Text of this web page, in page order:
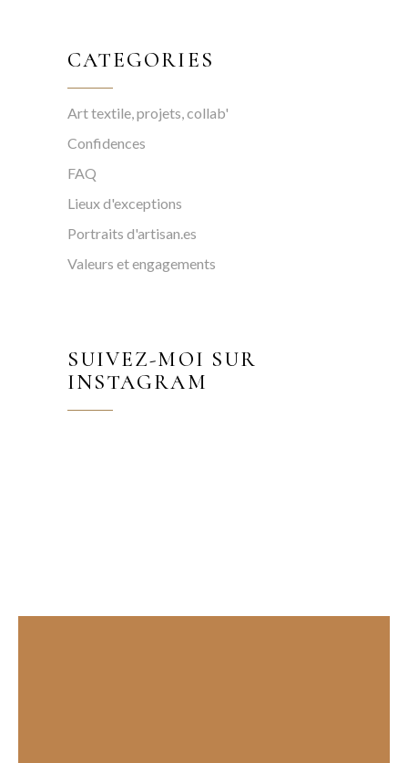
CATEGORIES
Art textile, projets, collab'
Confidences
FAQ
Lieux d'exceptions
Portraits d'artisan.es
Valeurs et engagements
SUIVEZ-MOI SUR
INSTAGRAM